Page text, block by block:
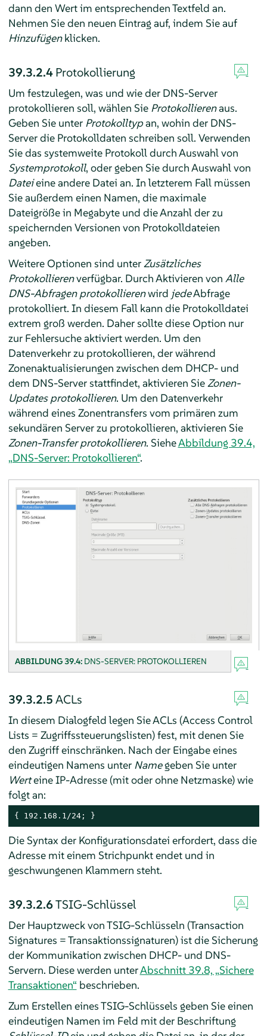
dann den Wert im entsprechenden Textfeld an.
Nehmen Sie den neuen Eintrag auf, indem Sie auf
Hinzufügenklicken.
39.3.2.4Protokollierung
Um festzulegen, was und wie der DNS-Server
protokollieren soll, wählen Sie Protokollierenaus.
Geben Sie unter Protokolltypan, wohin der DNS-
Server die Protokolldaten schreiben soll. Verwenden
Sie das systemweite Protokoll durch Auswahl von
Systemprotokoll, oder geben Sie durch Auswahl von
Dateieine andere Datei an. In letzterem Fall müssen
Sie außerdem einen Namen, die maximale
Dateigröße in Megabyte und die Anzahl der zu
speichernden Versionen von Protokolldateien
angeben.
Weitere Optionen sind unterZusätzliches
Protokollierenverfügbar. Durch Aktivieren von Alle
DNS-Abfragen protokollierenwird jedeAbfrage
protokolliert. In diesem Fall kann die Protokolldatei
extrem groß werden. Daher sollte diese Option nur
zur Fehlersuche aktiviert werden. Um den
Datenverkehr zu protokollieren, der während
Zonenaktualisierungen zwischen dem DHCP- und
dem DNS-Server stattfindet, aktivieren SieZonen-
Updates protokollieren. Um den Datenverkehr
während eines Zonentransfers vom primären zum
sekundären Server zu protokollieren, aktivieren Sie
Zonen-Transfer protokollieren. SieheAbbildung 39.4,
„DNS-Server: Protokollieren“.
ABBILDUNG 39.4: DNS-SERVER: PROTOKOLLIEREN
39.3.2.5ACLs
In diesem Dialogfeld legen Sie ACLs (Access Control
Lists = Zugriffssteuerungslisten) fest, mit denen Sie
den Zugriff einschränken. Nach der Eingabe eines
eindeutigen Namens unter Namegeben Sie unter
Werteine IP-Adresse (mit oder ohne Netzmaske) wie
folgt an:
{ 192.168.1/24; }
Die Syntax der Konfigurationsdatei erfordert, dass die
Adresse mit einem Strichpunkt endet und in
geschwungenen Klammern steht.
39.3.2.6TSIG-Schlüssel
Der Hauptzweck von TSIG-Schlüsseln (Transaction
Signatures = Transaktionssignaturen) ist die Sicherung
der Kommunikation zwischen DHCP- und DNS-
Servern. Diese werden unterAbschnitt 39.8, „Sichere
Transaktionen“beschrieben.
Zum Erstellen eines TSIG-Schlüssels geben Sie einen
eindeutigen Namen im Feld mit der Beschriftung